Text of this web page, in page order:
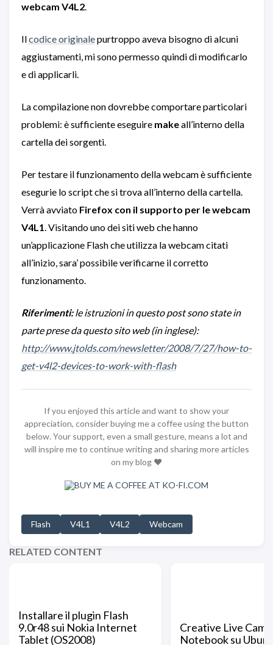
webcam V4L2.
Ilcodice originalepurtroppo aveva bisogno di alcuni
aggiustamenti, mi sono permesso quindi di modificarlo
e di applicarli.
La compilazione non dovrebbe comportare particolari
problemi: è sufficiente eseguire makeall’interno della
cartella dei sorgenti.
Per testare il funzionamento della webcam è sufficiente
esegurie lo script che si trova all’interno della cartella.
Verrà avviato Firefox con il supporto per le webcam
V4L1. Visitando uno dei siti web che hanno
un’applicazione Flash che utilizza la webcam citati
all’inizio, sara’ possibile verificarne il corretto
funzionamento.
Riferimenti:le istruzioni in questo post sono state in
parte prese da questo sito web (in inglese):
http://www.jtolds.com/newsletter/2008/7/27/how-to-
get-v4l2-devices-to-work-with-flash
If you enjoyed this article and want to show your
appreciation, consider buying me a coffee using the button
below. Your support, even a small gesture, means a lot and
will inspire me to continue writing and sharing more articles
on my blog ❤️
Flash V4L1 V4L2 Webcam
RELATED CONTENT
Installare il plugin Flash
9.0r48 sui Nokia Internet
Tablet (OS2008)
Creative Live Cam
Notebook su